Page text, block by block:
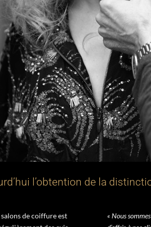
l’obtention de la
de coiffure est
« Nous